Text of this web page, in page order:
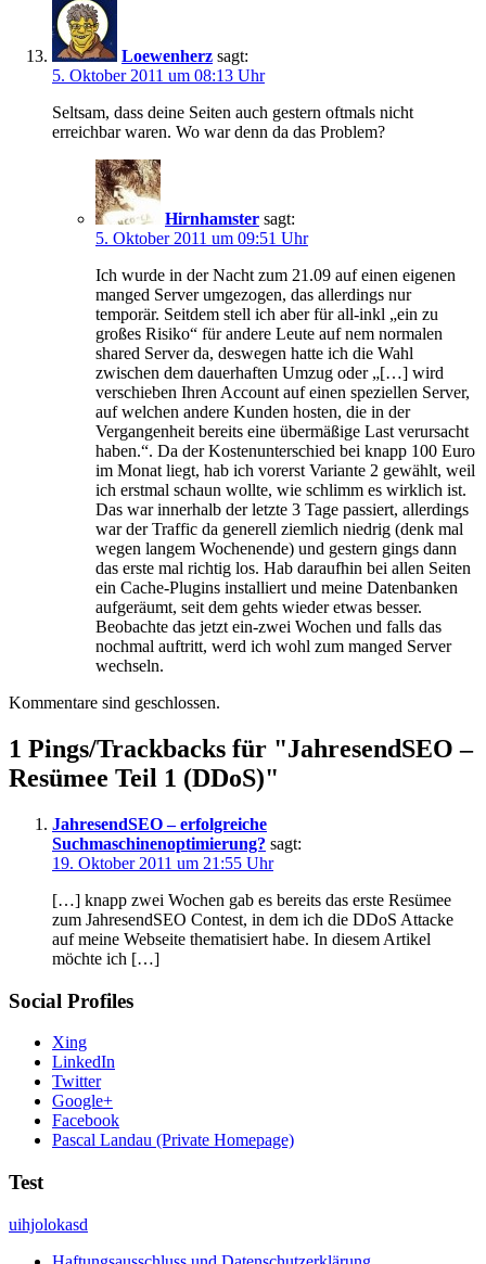
Loewenherz sagt:
5. Oktober 2011 um 08:13 Uhr
Seltsam, dass deine Seiten auch gestern oftmals nicht
erreichbar waren. Wo war denn da das Problem?
Hirnhamster sagt:
5. Oktober 2011 um 09:51 Uhr
Ich wurde in der Nacht zum 21.09 auf einen eigenen
manged Server umgezogen, das allerdings nur
temporär. Seitdem stell ich aber für all-inkl „ein zu
großes Risiko“ für andere Leute auf nem normalen
shared Server da, deswegen hatte ich die Wahl
zwischen dem dauerhaften Umzug oder „[…] wird
verschieben Ihren Account auf einen speziellen Server,
auf welchen andere Kunden hosten, die in der
Vergangenheit bereits eine übermäßige Last verursacht
haben.“. Da der Kostenunterschied bei knapp 100 Euro
im Monat liegt, hab ich vorerst Variante 2 gewählt, weil
ich erstmal schaun wollte, wie schlimm es wirklich ist.
Das war innerhalb der letzte 3 Tage passiert, allerdings
war der Traffic da generell ziemlich niedrig (denk mal
wegen langem Wochenende) und gestern gings dann
das erste mal richtig los. Hab daraufhin bei allen Seiten
ein Cache-Plugins installiert und meine Datenbanken
aufgeräumt, seit dem gehts wieder etwas besser.
Beobachte das jetzt ein-zwei Wochen und falls das
nochmal auftritt, werd ich wohl zum manged Server
wechseln.
Kommentare sind geschlossen.
1 Pings/Trackbacks für "JahresendSEO –
Resümee Teil 1 (DDoS)"
JahresendSEO – erfolgreiche
Suchmaschinenoptimierung? sagt:
19. Oktober 2011 um 21:55 Uhr
[…] knapp zwei Wochen gab es bereits das erste Resümee
zum JahresendSEO Contest, in dem ich die DDoS Attacke
auf meine Webseite thematisiert habe. In diesem Artikel
möchte ich […]
Social Profiles
Xing
LinkedIn
Twitter
Google+
Facebook
Pascal Landau (Private Homepage)
Test
uihjolokasd